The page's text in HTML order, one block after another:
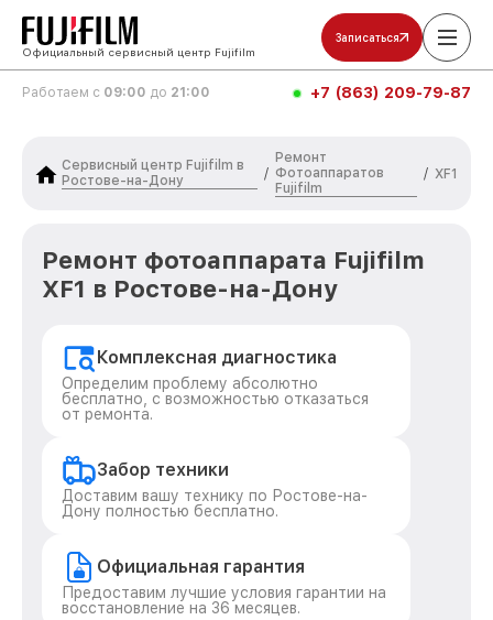
Официальный сервисный центр Fujifilm
Записаться
Работаем с 09:00 до 21:00 +7 (863) 209-79-87
Сервисный центр Fujifilm в
Ростове-на-Дону
/
Ремонт
Фотоаппаратов
Fujifilm
/ XF1
Ремонт фотоаппарата Fujifilm
XF1 в Ростове-на-Дону
Комплексная диагностика
Определим проблему абсолютно
бесплатно, с возможностью отказаться
от ремонта.
Забор техники
Доставим вашу технику по Ростове-на-
Дону полностью бесплатно.
Официальная гарантия
Предоставим лучшие условия гарантии на
восстановление на 36 месяцев.